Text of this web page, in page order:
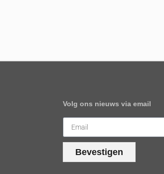
Volg ons nieuws via email
Bevestigen